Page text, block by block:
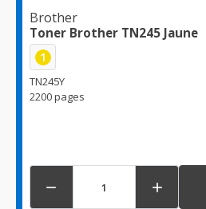
Brother
Toner Brother TN245 Jaune
1
TN245Y
2200 pages
 